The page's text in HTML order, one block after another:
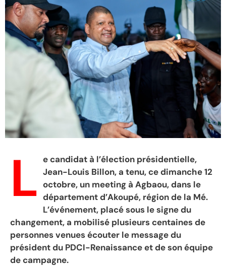
L e candidat à l’élection présidentielle,
Jean-Louis Billon, a tenu, ce dimanche 12
octobre, un meeting à Agbaou, dans le
département d’Akoupé, région de la Mé.
L’événement, placé sous le signe du
changement, a mobilisé plusieurs centaines de
personnes venues écouter le message du
président du PDCI-Renaissance et de son équipe
de campagne.